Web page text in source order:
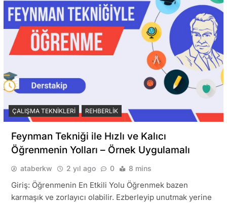
ÇALIŞMA TEKNIKLERI REHBERLIK
Feynman Tekniği ile Hızlı ve Kalıcı
Öğrenmenin Yolları – Örnek Uygulamalı
ataberkw 2 yıl ago 0 8 mins
Giriş: Öğrenmenin En Etkili Yolu Öğrenmek bazen
karmaşık ve zorlayıcı olabilir. Ezberleyip unutmak yerine